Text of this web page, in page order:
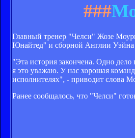
###
Главный тренер "Челси" Жозе
Юнайтед" и сборной Англии
"Эта история закончена. Одно дело
я это уважаю. У нас хорошая
исполнителях", - приводит слова
Ранее сообщалось, что "Челси"